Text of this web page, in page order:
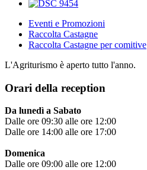
Eventi e Promozioni
Raccolta Castagne
Raccolta Castagne per comitive
L'Agriturismo è aperto tutto l'anno.
Orari della reception
Da lunedì a Sabato
Dalle ore 09:30 alle ore 12:00
Dalle ore 14:00 alle ore 17:00
Domenica
Dalle ore 09:00 alle ore 12:00